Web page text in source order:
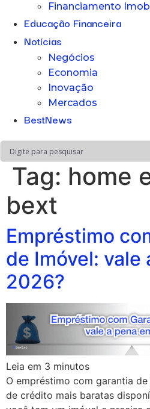
Financiamento
Educação Financeira
Notícias
Negócios
Economia
Inovação
Mercados
BestNews
Tag: home
bext
Empréstimo
de Imóvel: vale
2026?
Leia em 3 minutos
O empréstimo com garantia
de crédito mais baratas